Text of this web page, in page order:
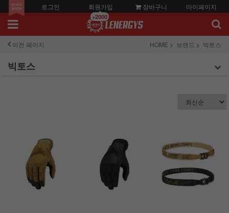
로그인 회원가입
+2000
장바구니 마이페이지
이전 페이지 HOME 브랜드 빅토스
빅토스